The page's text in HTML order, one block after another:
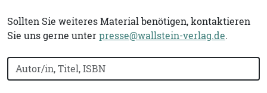
Sollten Sie weiteres Material benötigen, kontaktieren
Sie uns gerne unterpresse@wallstein-verlag.de.
Bücher nach Buchtitel, Autorennamen oder ISBN